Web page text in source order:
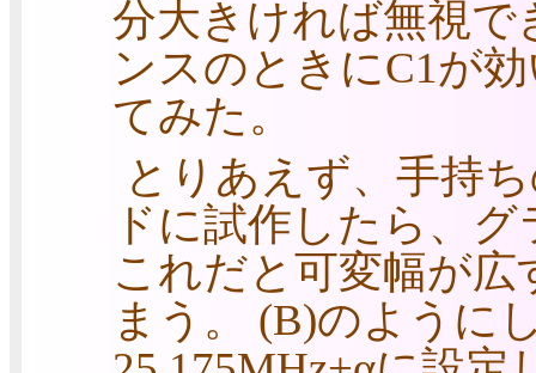
分大きければ無視で
ンスのときにC1が
てみた。
とりあえず、手持
ドに試作したら、
これだと可変幅が
まう。 (B)のように